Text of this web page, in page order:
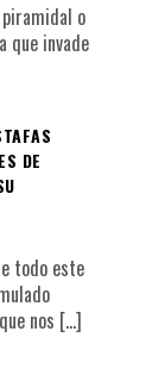
o
que invade
DE
todo este
nos […]